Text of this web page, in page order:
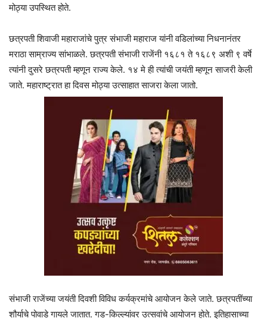
मोठ्या उपस्थित होते.
छत्रपती शिवाजी महाराजांचे पुत्र संभाजी महाराज यांनी वडिलांच्या निधनानंतर
मराठा साम्राज्य सांभाळले. छत्रपती संभाजी राजेंनी १६८१ ते १६८९ अशी ९ वर्षे
त्यांनी दुसरे छत्रपती म्हणून राज्य केले. १४ मे ही त्यांची जयंती म्हणून साजरी केली
जाते. महाराष्ट्रात हा दिवस मोठ्या उत्साहात साजरा केला जातो.
संभाजी राजेंच्या जयंती दिवशी विविध कर्यक्रमांचे आयोजन केले जाते. छत्रपतींच्या
शौर्याचे पोवाडे गायले जातात. गड-किल्ल्यांवर उत्सवांचे आयोजन होते. इतिहासाच्या